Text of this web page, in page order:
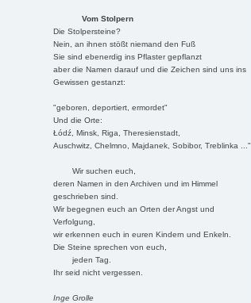
Vom Stolpern
Die Stolpersteine?
Nein, an ihnen stößt niemand den Fuß
Sie sind ebenerdig ins Pflaster gepflanzt
aber die Namen darauf und die Zeichen sind uns ins
Gewissen gestanzt:
"geboren, deportiert, ermordet"
Und die Orte:
Łódź, Minsk, Riga, Theresienstadt,
Auschwitz, Chelmno, Majdanek, Sobibor, Treblinka ..."
Wir suchen euch,
deren Namen in den Archiven und im Himmel
geschrieben sind.
Wir begegnen euch an Orten der Angst und
Verfolgung,
wir erkennen euch in euren Kindern und Enkeln.
Die Steine sprechen von euch,
jeden Tag.
Ihr seid nicht vergessen.
Inge Grolle